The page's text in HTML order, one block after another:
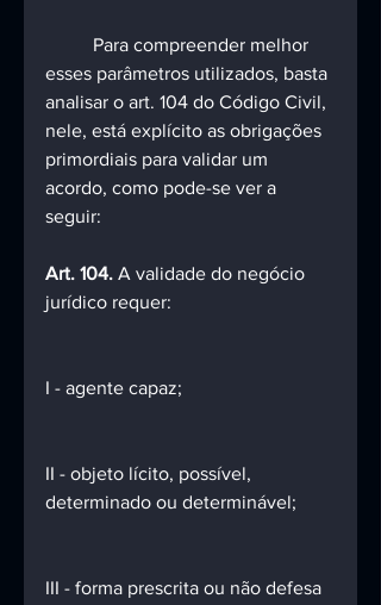
esses parâmetros utilizados, basta
analisar o art. 104 do Código Civil,
nele, está explícito as obrigações
primordiais para validar um
acordo, como pode-se ver a
seguir:
Art. 104. A validade do negócio
jurídico requer:
I - agente capaz;
II - objeto lícito, possível,
determinado ou determinável;
III - forma prescrita ou não defesa